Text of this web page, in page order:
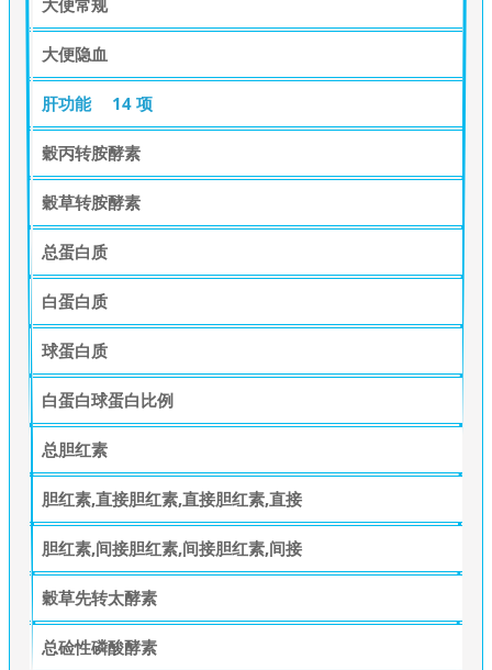
大便常规
大便隐血
肝功能 14 项
穀丙转胺酵素
穀草转胺酵素
总蛋白质
白蛋白质
球蛋白质
白蛋白球蛋白比例
总胆红素
胆红素,直接胆红素,直接胆红素,直接
胆红素,间接胆红素,间接胆红素,间接
穀草先转太酵素
总硷性磷酸酵素